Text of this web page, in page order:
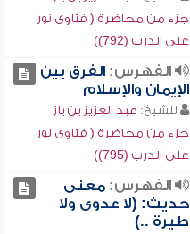
جزء من محاضرة ( فتاوى نور
على الدرب (792))
الفهرس:الفرق بين
الإيمان والإسلام
للشيخ: عبد العزيز بن باز
جزء من محاضرة ( فتاوى نور
على الدرب (795))
الفهرس:معنى
حديث: (لا عدوى ولا
طيرة ..)